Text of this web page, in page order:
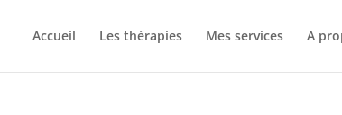
Accueil Les thérapies Mes services A